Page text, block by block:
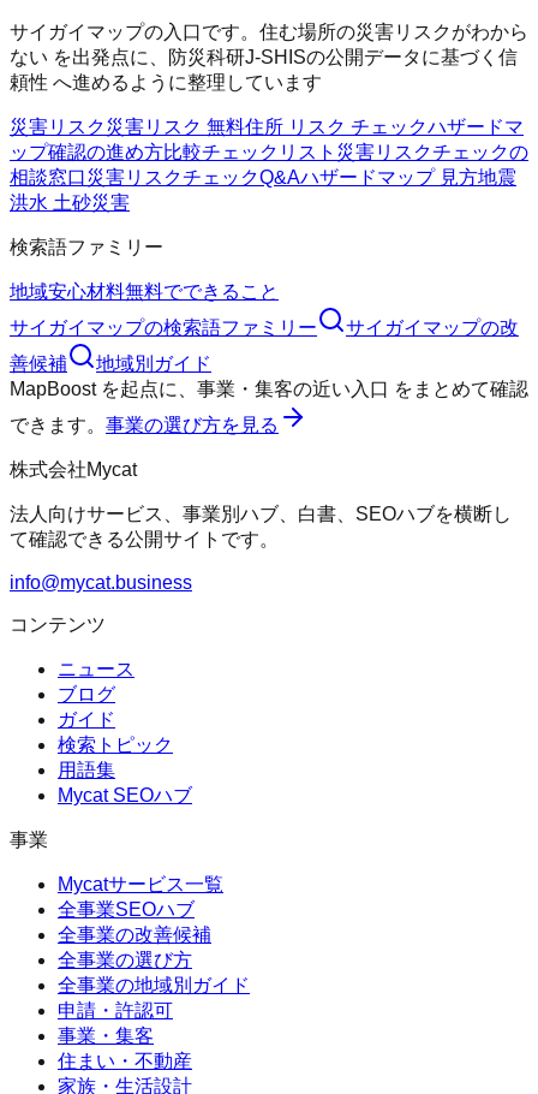
サイガイマップの入口です。住む場所の災害リスクがわから
ない を出発点に、防災科研J-SHISの公開データに基づく信
頼性 へ進めるように整理しています
災害リスク災害リスク 無料住所 リスク チェックハザードマ
ップ確認の進め方比較チェックリスト 災害リスクチェックの
相談窓口災害リスクチェックQ&Aハザードマップ 見方地震
洪水 土砂災害
検索語ファミリー
地域安心材料無料でできること
サイガイマップの検索語ファミリー サイガイマップの改
善候補
地域別ガイド
MapBoostを起点に、 事業・集客の近い入口 をまとめて確認
できます。 事業の選び方を見る
株式会社Mycat
法人向けサービス、事業別ハブ、白書、SEOハブを横断し
て確認できる公開サイトです。
info@mycat.business
コンテンツ
ニュース
ブログ
ガイド
検索トピック
用語集
Mycat SEOハブ
事業
Mycatサービス一覧
全事業SEOハブ
全事業の改善候補
全事業の選び方
全事業の地域別ガイド
申請・許認可
事業・集客
住まい・不動産
家族・生活設計